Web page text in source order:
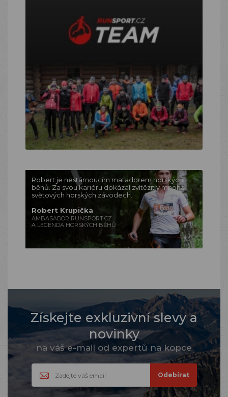
Robert je nestárnoucím matadorem horských
běhů. Za svou kariéru dokázal zvítězit v mnoha
světových horských závodech.
Robert Krupička
AMBASADOR RUNSPORT.CZ
A LEGENDA HORSKÝCH BĚHŮ
Získejte exkluzivní slevy a
novinky
na váš e-mail od expertů na kopce